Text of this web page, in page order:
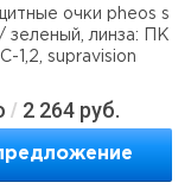
очки pheos s
зеленый, линза: ПК
1,2, supravision
/ 2 264 руб.